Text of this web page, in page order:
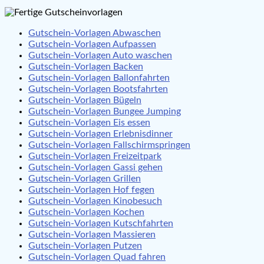
Gutschein-Vorlagen Abwaschen
Gutschein-Vorlagen Aufpassen
Gutschein-Vorlagen Auto waschen
Gutschein-Vorlagen Backen
Gutschein-Vorlagen Ballonfahrten
Gutschein-Vorlagen Bootsfahrten
Gutschein-Vorlagen Bügeln
Gutschein-Vorlagen Bungee Jumping
Gutschein-Vorlagen Eis essen
Gutschein-Vorlagen Erlebnisdinner
Gutschein-Vorlagen Fallschirmspringen
Gutschein-Vorlagen Freizeitpark
Gutschein-Vorlagen Gassi gehen
Gutschein-Vorlagen Grillen
Gutschein-Vorlagen Hof fegen
Gutschein-Vorlagen Kinobesuch
Gutschein-Vorlagen Kochen
Gutschein-Vorlagen Kutschfahrten
Gutschein-Vorlagen Massieren
Gutschein-Vorlagen Putzen
Gutschein-Vorlagen Quad fahren